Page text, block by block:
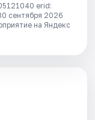
erid:
сентября 2026
на Яндекс